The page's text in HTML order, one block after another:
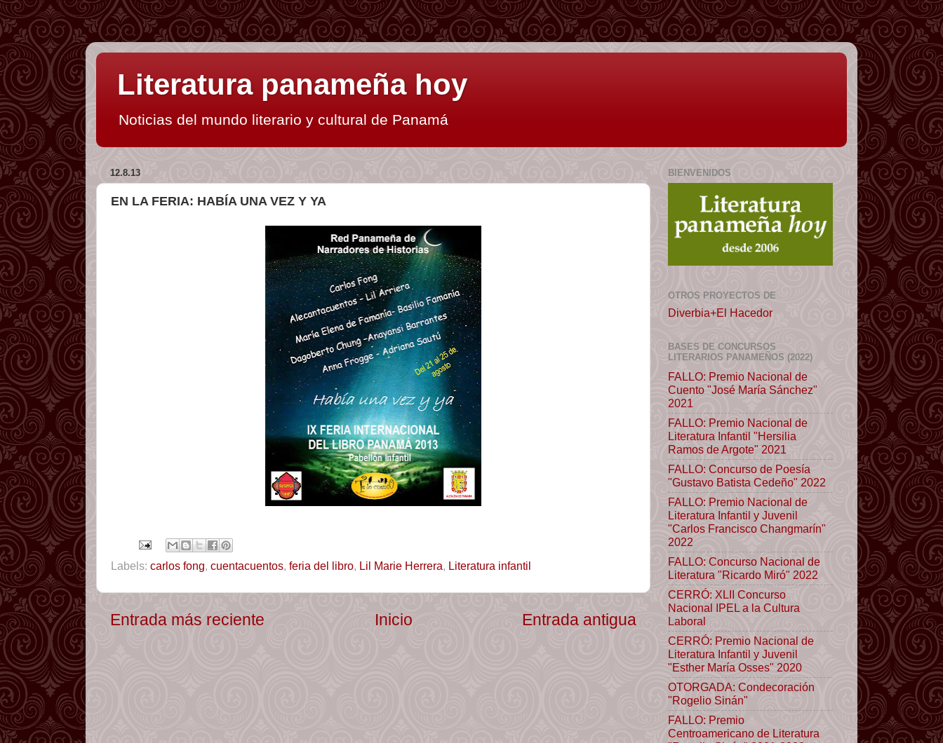
Literatura panameña hoy
Noticias del mundo literario y cultural de Panamá
12.8.13
EN LA FERIA: HABÍA UNA VEZ Y YA
Labels: carlos fong, cuentacuentos, feria del libro, Lil Marie Herrera, Literatura infantil
Entrada más reciente Entrada antigua
Inicio
BIENVENIDOS
OTROS PROYECTOS DE
Diverbia+El Hacedor
BASES DE CONCURSOS
LITERARIOS PANAMEÑOS (2022)
FALLO: Premio Nacional de
Cuento "José María Sánchez"
2021
FALLO: Premio Nacional de
Literatura Infantil "Hersilia
Ramos de Argote" 2021
FALLO: Concurso de Poesía
"Gustavo Batista Cedeño" 2022
FALLO: Premio Nacional de
Literatura Infantil y Juvenil
"Carlos Francisco Changmarín"
2022
FALLO: Concurso Nacional de
Literatura "Ricardo Miró" 2022
CERRÓ: XLII Concurso
Nacional IPEL a la Cultura
Laboral
CERRÓ: Premio Nacional de
Literatura Infantil y Juvenil
"Esther María Osses" 2020
OTORGADA: Condecoración
"Rogelio Sinán"
FALLO: Premio
Centroamericano de Literatura